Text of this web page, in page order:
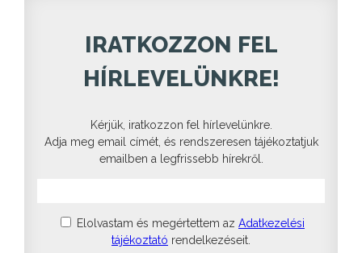
IRATKOZZON FEL
HÍRLEVELÜNKRE!
Kérjük, iratkozzon fel hírlevelünkre.
Adja meg email címét, és rendszeresen tájékoztatjuk
emailben a legfrissebb hírekről.
Elolvastam és megértettem az Adatkezelési
tájékoztató rendelkezéseit.